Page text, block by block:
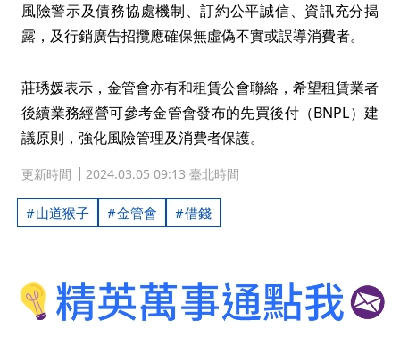
風險警示及債務協處機制、訂約公平誠信、資訊充分揭
露，及行銷廣告招攬應確保無虛偽不實或誤導消費者。
莊琇媛表示，金管會亦有和租賃公會聯絡，希望租賃業者
後續業務經營可參考金管會發布的先買後付（BNPL）建
議原則，強化風險管理及消費者保護。
更新時間 2024.03.05 09:13 臺北時間
山道猴子 金管會 借錢